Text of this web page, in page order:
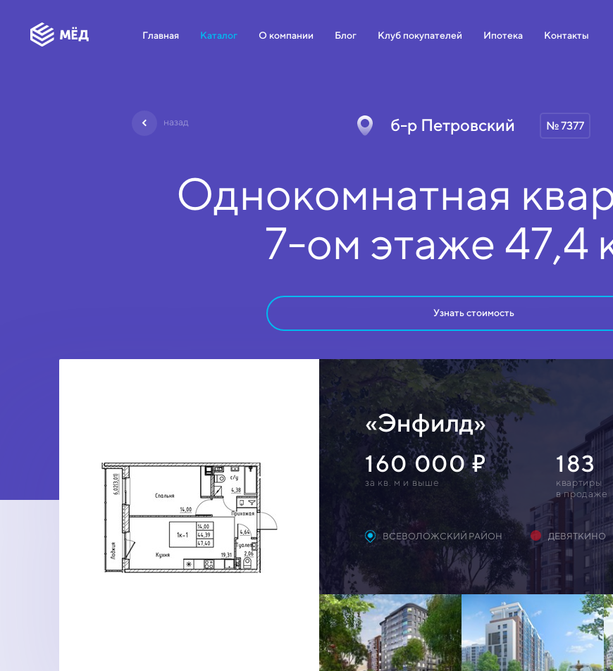
Главная Каталог О компании Блог Клуб покупателей Ипотека Контакты
назад б-р Петровский № 7377
Однокомнатная
7-ом этаже 47,4
Узнать стоимость
«Энфилд»
160 000
за кв. м и выше
183
квартиры
в продаже
ВСЕВОЛОЖСКИЙ РАЙОН ДЕВЯТКИНО